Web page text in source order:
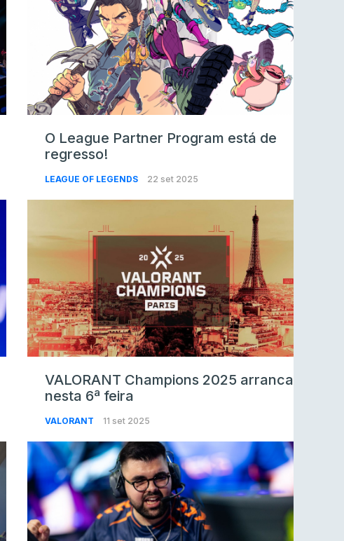
O League Partner Program está de
regresso!
LEAGUE OF LEGENDS 22 set 2025
VALORANT Champions 2025 arranca
nesta 6ª feira
VALORANT 11 set 2025